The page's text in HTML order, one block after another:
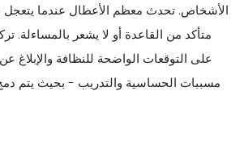
الأشخاص. تحدث معظم الأعطال عندما
متأكد من القاعدة أو لا يشعر بالمساءلة.
على التوقعات الواضحة للنظافة والإبلاغ
مسببات الحساسية والتدريب - بحيث يتم